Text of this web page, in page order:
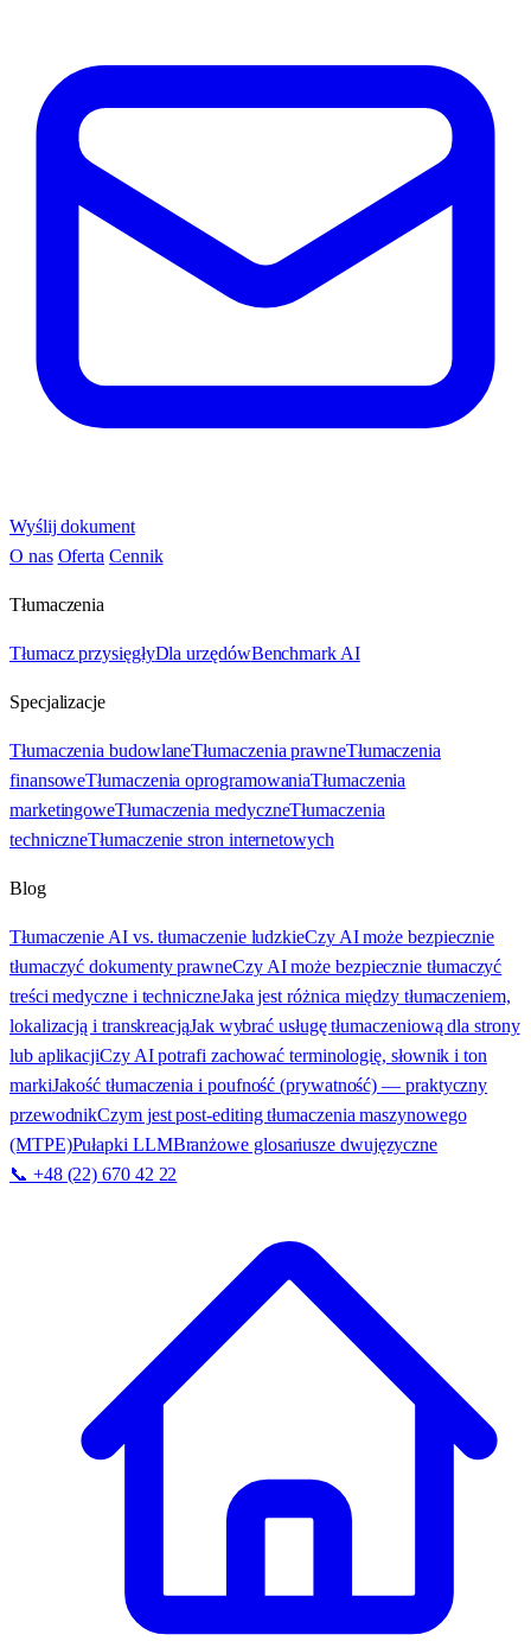
Wyślij dokument
O nas Oferta Cennik
Tłumaczenia
Tłumacz przysięgłyDla urzędówBenchmark AI
Specjalizacje
Tłumaczenia budowlaneTłumaczenia prawneTłumaczenia
finansoweTłumaczenia oprogramowaniaTłumaczenia
marketingoweTłumaczenia medyczneTłumaczenia
techniczneTłumaczenie stron internetowych
Blog
Tłumaczenie AI vs. tłumaczenie ludzkieCzy AI może bezpiecznie
tłumaczyć dokumenty prawneCzy AI może bezpiecznie tłumaczyć
treści medyczne i techniczneJaka jest różnica między tłumaczeniem,
lokalizacją i transkreacjąJak wybrać usługę tłumaczeniową dla strony
lub aplikacjiCzy AI potrafi zachować terminologię, słownik i ton
markiJakość tłumaczenia i poufność (prywatność) — praktyczny
przewodnikCzym jest post-editing tłumaczenia maszynowego
(MTPE)Pułapki LLMBranżowe glosariusze dwujęzyczne
📞 +48 (22) 670 42 22